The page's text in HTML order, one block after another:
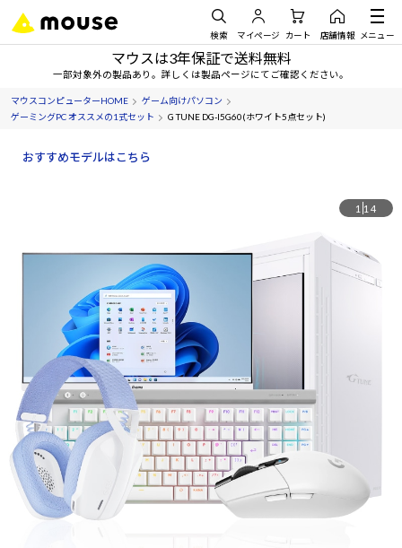
検索 マイページ カート 店舗情報 メニュー
マウスは3年保証で送料無料
一部対象外の製品あり。詳しくは製品ページにてご確認ください。
マウスコンピューターHOME
ゲーム向けパソコン
ゲーミングPC オススメの1式セット
G TUNE DG-I5G60(ホワイト5点セット)
おすすめモデルはこちら
1 14